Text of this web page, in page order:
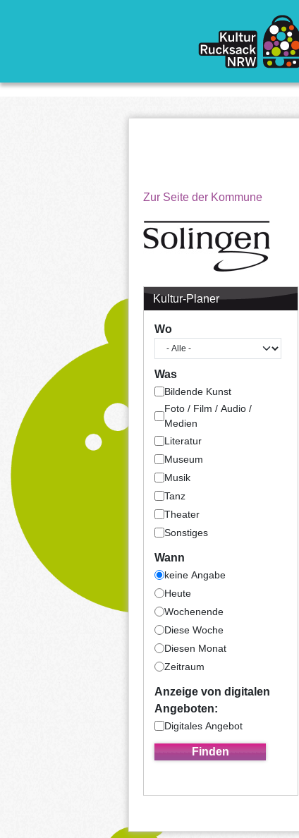
Zur Seite der Kommune
Kultur-Planer
Wo
Was
Bildende Kunst
Foto / Film / Audio /
Medien
Literatur
Museum
Musik
Tanz
Theater
Sonstiges
Wann
keine Angabe
Heute
Wochenende
Diese Woche
Diesen Monat
Zeitraum
Anzeige von digitalen
Angeboten:
Digitales Angebot